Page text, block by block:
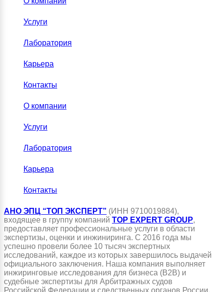
Услуги
Лаборатория
Карьера
Контакты
О компании
Услуги
Лаборатория
Карьера
Контакты
АНО ЭПЦ “ТОП ЭКСПЕРТ” (ИНН 9710019884),
входящее в группу компаний TOP EXPERT GROUP,
предоставляет профессиональные услуги в области
экспертизы, оценки и инжиниринга. С 2016 года мы
успешно провели более 10 тысяч экспертных
исследований, каждое из которых завершилось выдачей
официального заключения. Наша компания выполняет
инжиринговые исследования для бизнеса (B2B) и
судебные экспертизы для Арбитражных судов